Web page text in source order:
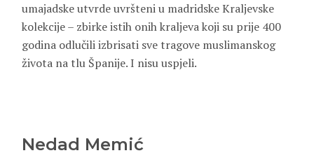
umajadske utvrde uvršteni u madridske Kraljevske
kolekcije – zbirke istih onih kraljeva koji su prije 400
godina odlučili izbrisati sve tragove muslimanskog
života na tlu Španije. I nisu uspjeli.
Nedad Memić